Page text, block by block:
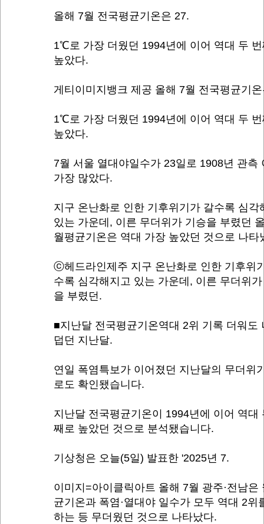
올해 7월 전국평균기온은 27.
1℃로 가장 더웠던 1994년에 이어 역대 두
높았다.
게티이미지뱅크 제공 올해 7월 전국평균기
1℃로 가장 더웠던 1994년에 이어 역대 두
높았다.
7월 서울 열대야일수가 23일로 1908년 관측
가장 많았다.
지구 온난화로 인한 기후위기가 갈수록 심각
있는 가운데, 이른 무더위가 기승을 부렸던
월평균기온은 역대 가장 높았던 것으로 나타
ⓒ헤드라인제주 지구 온난화로 인한 기후위
수록 심각해지고 있는 가운데, 이른 무더위
을 부렸던.
■지난달 전국평균기온역대 2위 기록 더워도
덥던 지난달.
연일 폭염특보가 이어졌던 지난달의 무더위
로도 확인됐습니다.
지난달 전국평균기온이 1994년에 이어 역대
째로 높았던 것으로 분석됐습니다.
기상청은 오늘(5일) 발표한 '2025년 7.
이미지=아이클릭아트 올해 7월 광주·전남은
균기온과 폭염·열대야 일수가 모두 역대 2위
하는 등 무더웠던 것으로 나타났다.